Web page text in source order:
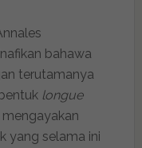
bahawa
terutamanya
longue
yang selama ini